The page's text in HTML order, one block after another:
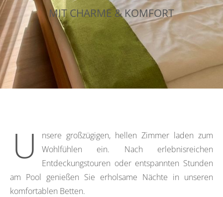
MIT CHARME & KOMFORT
U
nsere großzügigen, hellen Zimmer laden zum
Wohlfühlen ein. Nach erlebnisreichen
Entdeckungstouren oder entspannten Stunden
am Pool genießen Sie erholsame Nächte in unseren
komfortablen Betten.